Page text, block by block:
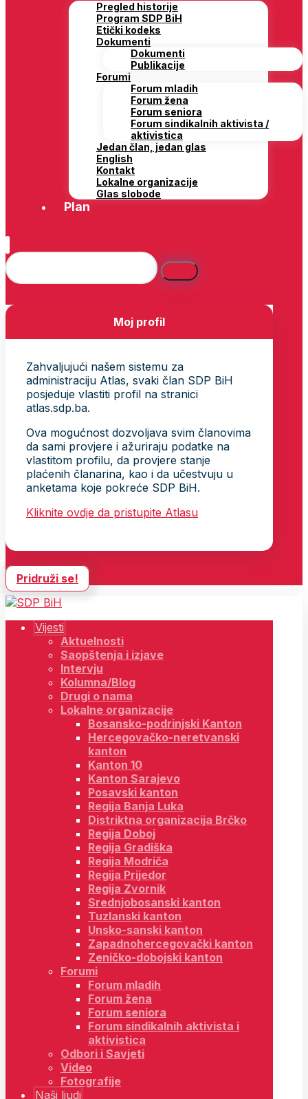
Pregled historije
Program SDP BiH
Etički kodeks
Dokumenti
Dokumenti
Publikacije
Forumi
Forum mladih
Forum žena
Forum seniora
Forum sindikalnih aktivista /
aktivistica
Jedan član, jedan glas
English
Kontakt
Lokalne organizacije
Glas slobode
Plan
Moj profil
Zahvaljujući našem sistemu za
administraciju Atlas, svaki član SDP BiH
posjeduje vlastiti profil na stranici
atlas.sdp.ba.
Ova mogućnost dozvoljava svim članovima
da sami provjere i ažuriraju podatke na
vlastitom profilu, da provjere stanje
plaćenih članarina, kao i da učestvuju u
anketama koje pokreće SDP BiH.
Kliknite ovdje da pristupite Atlasu
Pridruži se!
Vijesti
Aktuelnosti
Saopštenja i izjave
Intervju
Kolumna/Blog
Drugi o nama
Lokalne organizacije
Bosansko-podrinjski Kanton
Hercegovačko-neretvanski
kanton
Kanton 10
Kanton Sarajevo
Posavski kanton
Regija Banja Luka
Distriktna organizacija Brčko
Regija Doboj
Regija Gradiška
Regija Modriča
Regija Prijedor
Regija Zvornik
Srednjobosanski kanton
Tuzlanski kanton
Unsko-sanski kanton
Zapadnohercegovački kanton
Zeničko-dobojski kanton
Forumi
Forum mladih
Forum žena
Forum seniora
Forum sindikalnih aktivista i
aktivistica
Odbori i Savjeti
Video
Fotografije
Naši ljudi